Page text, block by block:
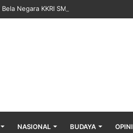
Negara KKRI SMK Negeri 2 Bontang
NASIONAL BUDAYA OPINI